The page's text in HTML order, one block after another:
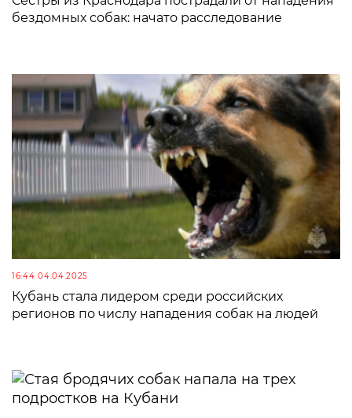
бездомных собак: начато расследование
16:44 04.04.2025
Кубань стала лидером среди российских
регионов по числу нападения собак на людей